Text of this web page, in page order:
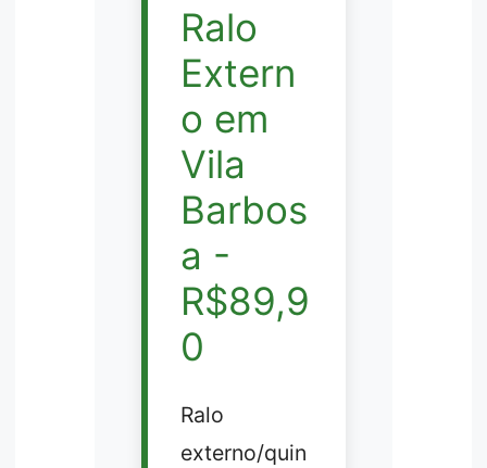
Ralo
Extern
o em
Vila
Barbos
a -
R$89,9
0
Ralo
externo/quin